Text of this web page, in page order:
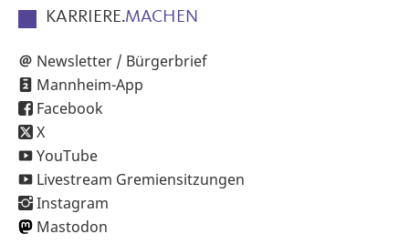
KARRIERE.MACHEN
Newsletter / Bürgerbrief
Mannheim-App
Facebook
X
YouTube
Livestream Gremiensitzungen
Instagram
Mastodon